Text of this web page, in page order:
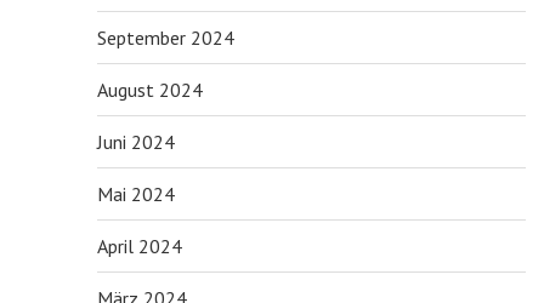
September 2024
August 2024
Juni 2024
Mai 2024
April 2024